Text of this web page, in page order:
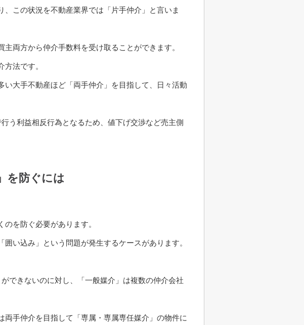
この状況を不動産業界では「片手仲介」と言いま
両方から仲介手数料を受け取ることができます。
法です。
大手不動産ほど「両手仲介」を目指して、日々活動
う利益相反行為となるため、値下げ交渉など売主側
を防ぐには
を防ぐ必要があります。
い込み」という問題が発生するケースがあります。
できないのに対し、「一般媒介」は複数の仲介会社
手仲介を目指して「専属・専属専任媒介」の物件に